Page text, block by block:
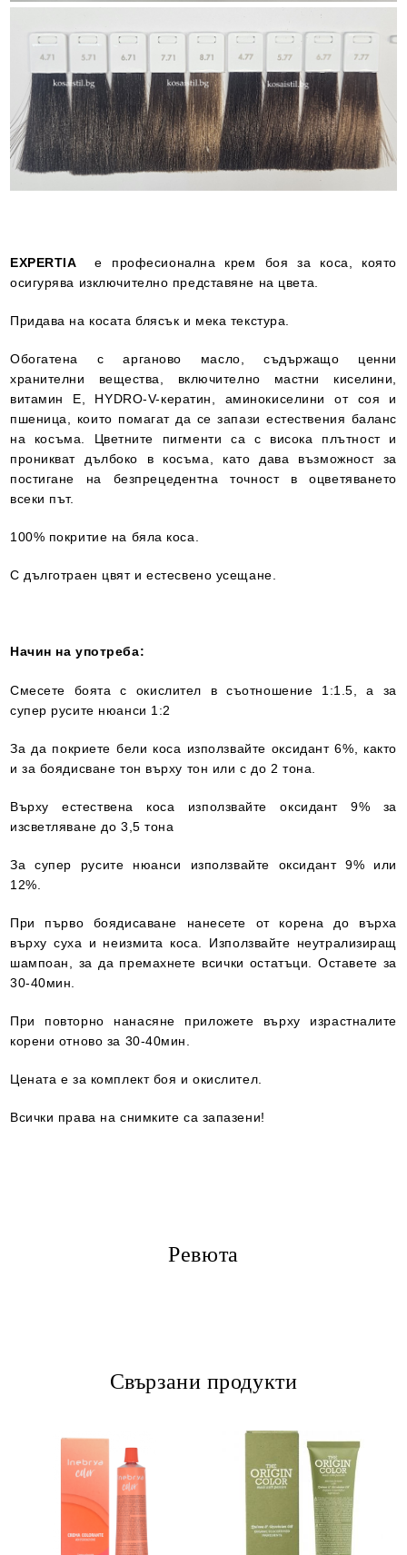
EXPERTIA е професионална крем боя за коса, която
осигурява изключително представяне на цвета.
Придава на косата блясък и мека текстура.
Обогатена с арганово масло, съдържащо ценни
хранителни вещества, включително мастни киселини,
витамин Е, HYDRO-V-кератин, аминокиселини от соя и
пшеница, които помагат да се запази естествения баланс
на косъма. Цветните пигменти са с висока плътност и
проникват дълбоко в косъма, като дава възможност за
постигане на безпрецедентна точност в оцветяването
всеки път.
100% покритие на бяла коса.
С дълготраен цвят и естесвено усещане.
Начин на употреба:
Смесете боята с окислител в съотношение 1:1.5, а за
супер русите нюанси 1:2
За да покриете бели коса използвайте оксидант 6%, както
и за боядисване тон върху тон или с до 2 тона.
Върху естествена коса използвайте оксидант 9% за
изсветляване до 3,5 тона
За супер русите нюанси използвайте оксидант 9% или
12%.
При първо боядисаване нанесете от корена до върха
върху суха и неизмита коса. Използвайте неутрализиращ
шампоан, за да премахнете всички остатъци. Оставете за
30-40мин.
При повторно нанасяне приложете върху израстналите
корени отново за 30-40мин.
Цената е за комплект боя и окислител.
Всички права на снимките са запазени!
Ревюта
Свързани продукти